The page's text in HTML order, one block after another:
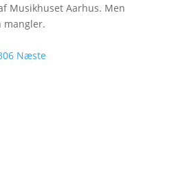
Musikhuset Aarhus. Men
mangler.
Næste